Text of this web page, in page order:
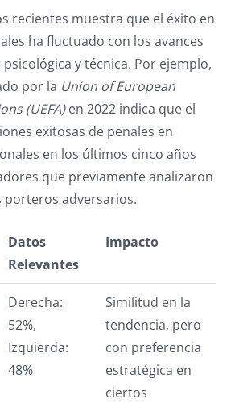
recientes muestra que el éxito en
ha fluctuado con los avances
y técnica. Por ejemplo,
por la Union of European
(UEFA)en 2022 indica que el
exitosas de penales en
en los últimos cinco años
que previamente analizaron
porteros adversarios.
Datos
Relevantes
Impacto
Derecha:
52%,
Izquierda:
48%
Similitud en la
tendencia, pero
con preferencia
estratégica en
ciertos